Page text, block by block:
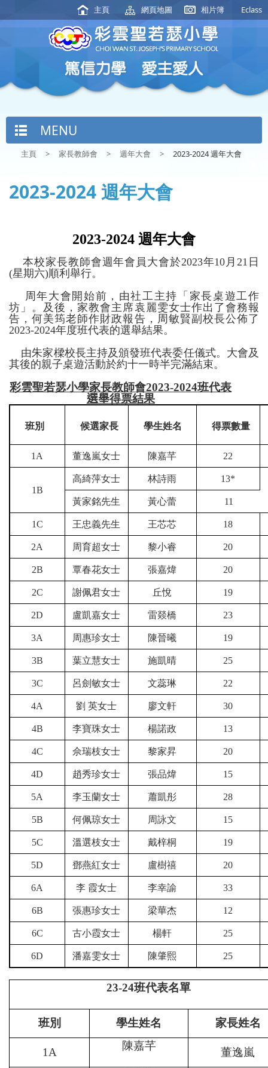
主頁 網頁地圖 相片簿 Eclass
MENU
主頁 > 家長教師會 > 週年大會 > 2023-2024 週年大會
2023-2024 週年大會
2023-2024 週年大會
本校家長教師會週年會員大會於2023年10 月21 日
(星期六)順利舉行。
周年大會開始前，由社工主持「家長桌遊工作
坊」。及後，家教會主席袁麗雯女士作出了會務報
告，何美筠老師作財政報告，周敏賢副校長公佈了
2023-2024年度班代表的選舉結果。
由朱家樑校長主持及頒發班代表委任儀式。大會及
其後的親子桌遊活動於約十一時半完滿結束。
彩雲聖若瑟小學家長教師會2023-2024班代表
選舉得票結果
班別 候選家長 學生姓名 得票數量
1A 董逸嵐女士 陳嘉芊 22
1B
高綺萍女士 林詩雨 13*
黃家銘先生 黃心蕾 11
1C 王忠義先生 王芯芯 18
2A 周育超女士 黎小睿 20
2B 覃春花女士 張嘉煒 20
2C 謝佩君女士 丘悅 19
2D 盧凱嘉女士 雷燚橋 23
3A 周惠珍女士 陳晉曦 19
3B 葉立慧女士 施凱晴 25
3C 呂劍敏女士 文蕊琳 22
4A 劉 英女士 廖文軒 30
4B 李寶珠女士 楊諾政 13
4C 佘瑞枝女士 黎家昇 20
4D 趙秀珍女士 張品煒 15
5A 李玉蘭女士 蕭凱彤 28
5B 何佩琼女士 周詠文 15
5C 溫選枝女士 戴梓桐 19
5D 鄧燕紅女士 盧樹禧 20
6A 李 霞女士 李幸諭 33
6B 張惠珍女士 梁華杰 12
6C 古小霞女士 楊軒 25
6D 潘嘉雯女士 陳肇熙 25
23-24班代表名單
班別 學生姓名 家長姓名
1A
陳嘉芊
董逸嵐